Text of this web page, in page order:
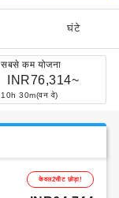
घंटे
सबसे कम योजना
INR76,314~
10h 30m(वन वे)
केवल2सीट छोड़ा!